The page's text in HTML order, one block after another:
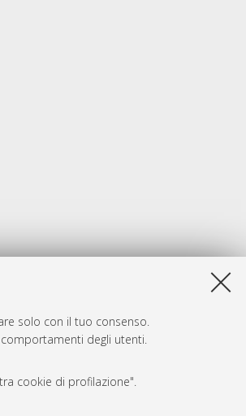
solo con il tuo consenso.
degli utenti.
cookie di profilazione".